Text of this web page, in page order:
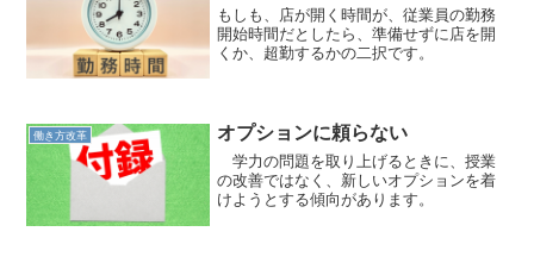
もしも、店が開く時間が、従業員の勤務
開始時間だとしたら、準備せずに店を開
くか、超勤するかの二択です。
働き方改革 オプションに頼らない
学力の問題を取り上げるときに、授業
の改善ではなく、新しいオプションを着
けようとする傾向があります。